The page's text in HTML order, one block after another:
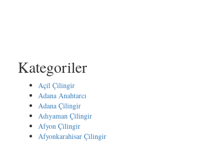
Kategoriler
Açil Çilingir
Adana Anahtarcı
Adana Çilingir
Adıyaman Çilingir
Afyon Çilingir
Afyonkarahisar Çilingir